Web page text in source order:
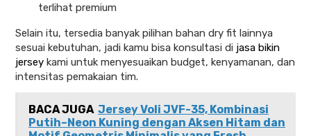
terlihat premium
Selain itu, tersedia banyak pilihan bahan dry fit lainnya
sesuai kebutuhan, jadi kamu bisa konsultasi di jasa bikin
jersey kami untuk menyesuaikan budget, kenyamanan, dan
intensitas pemakaian tim.
BACA JUGA Jersey Voli JVF-35, Kombinasi
Putih–Neon Kuning dengan Aksen Hitam dan